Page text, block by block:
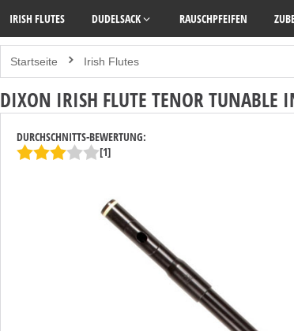
IRISH FLUTES DUDELSACK RAUSCHPFEIFEN
Startseite Irish Flutes
DIXON IRISH FLUTE TENOR TUNABLE
DURCHSCHNITTS-BEWERTUNG:
[1]